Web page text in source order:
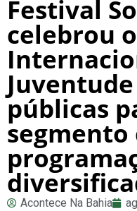
Festival
celebrou
públicas
segmento
Acontece Na Bahia